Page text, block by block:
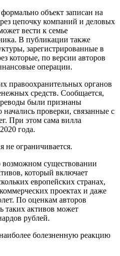
объект записан на
цепочку компаний и деловых
вести к семье
В публикации также
зарегистрированные в
которые, по версии авторов
операции.
правоохранительных органов
средств. Сообщается,
были признаны
проверки, связанные с
При этом сама вилла
года.
не ограничивается.
возможном существовании
который включает
европейских странах,
проектах и даже
По оценкам авторов
таких активов может
рублей.
болезненную реакцию